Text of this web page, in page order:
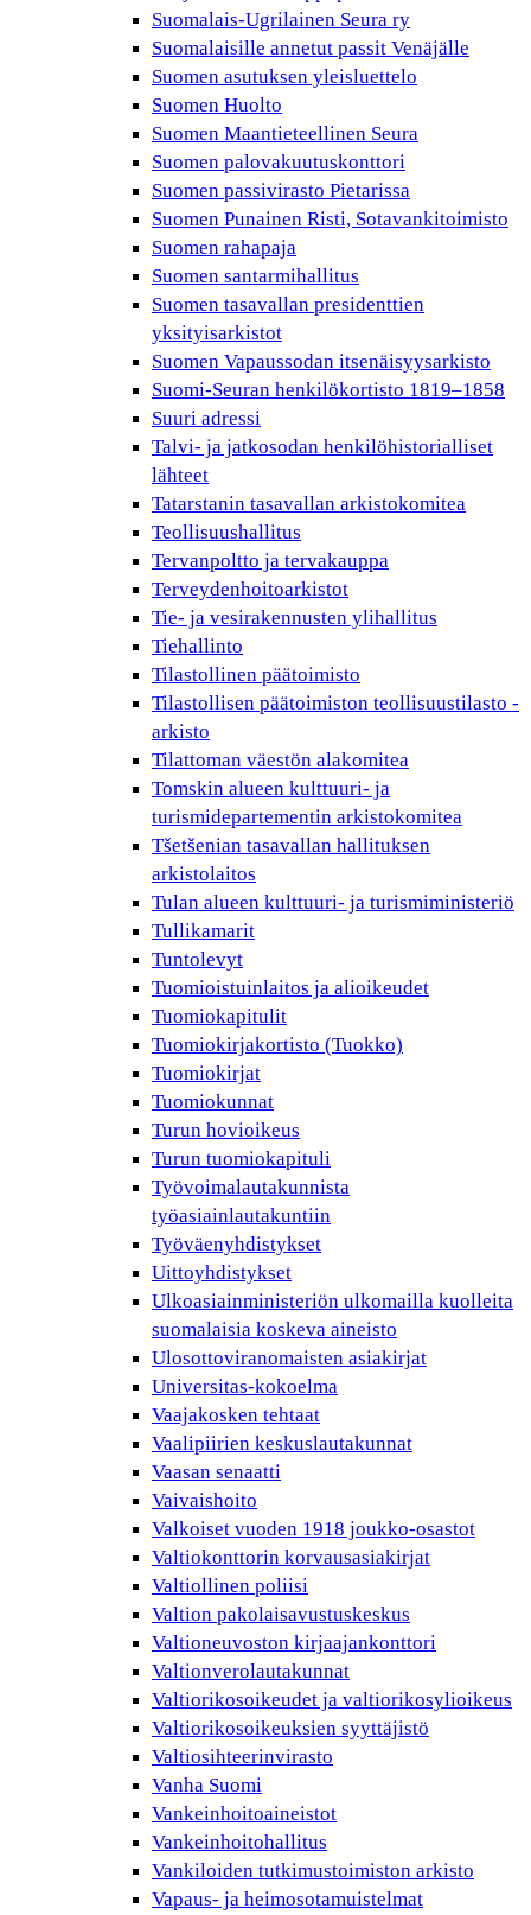
Suomalais-Ugrilainen Seura ry
Suomalaisille annetut passit Venäjälle
Suomen asutuksen yleisluettelo
Suomen Huolto
Suomen Maantieteellinen Seura
Suomen palovakuutuskonttori
Suomen passivirasto Pietarissa
Suomen Punainen Risti, Sotavankitoimisto
Suomen rahapaja
Suomen santarmihallitus
Suomen tasavallan presidenttien
yksityisarkistot
Suomen Vapaussodan itsenäisyysarkisto
Suomi-Seuran henkilökortisto 1819–1858
Suuri adressi
Talvi- ja jatkosodan henkilöhistorialliset
lähteet
Tatarstanin tasavallan arkistokomitea
Teollisuushallitus
Tervanpoltto ja tervakauppa
Terveydenhoitoarkistot
Tie- ja vesirakennusten ylihallitus
Tiehallinto
Tilastollinen päätoimisto
Tilastollisen päätoimiston teollisuustilasto -
arkisto
Tilattoman väestön alakomitea
Tomskin alueen kulttuuri- ja
turismidepartementin arkistokomitea
Tšetšenian tasavallan hallituksen
arkistolaitos
Tulan alueen kulttuuri- ja turismiministeriö
Tullikamarit
Tuntolevyt
Tuomioistuinlaitos ja alioikeudet
Tuomiokapitulit
Tuomiokirjakortisto (Tuokko)
Tuomiokirjat
Tuomiokunnat
Turun hovioikeus
Turun tuomiokapituli
Työvoimalautakunnista
työasiainlautakuntiin
Työväenyhdistykset
Uittoyhdistykset
Ulkoasiainministeriön ulkomailla kuolleita
suomalaisia koskeva aineisto
Ulosottoviranomaisten asiakirjat
Universitas-kokoelma
Vaajakosken tehtaat
Vaalipiirien keskuslautakunnat
Vaasan senaatti
Vaivaishoito
Valkoiset vuoden 1918 joukko-osastot
Valtiokonttorin korvausasiakirjat
Valtiollinen poliisi
Valtion pakolaisavustuskeskus
Valtioneuvoston kirjaajankonttori
Valtionverolautakunnat
Valtiorikosoikeudet ja valtiorikosylioikeus
Valtiorikosoikeuksien syyttäjistö
Valtiosihteerinvirasto
Vanha Suomi
Vankeinhoitoaineistot
Vankeinhoitohallitus
Vankiloiden tutkimustoimiston arkisto
Vapaus- ja heimosotamuistelmat